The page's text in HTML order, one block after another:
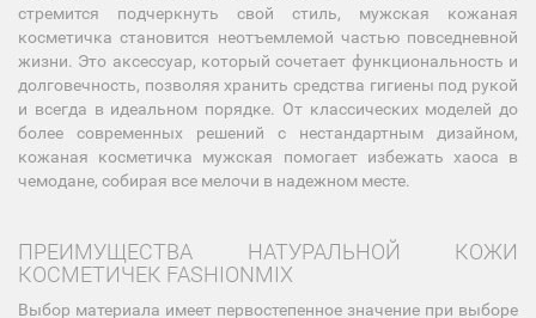
стремится подчеркнуть свой стиль, мужская кожаная
косметичка становится неотъемлемой частью повседневной
жизни. Это аксессуар, который сочетает функциональность и
долговечность, позволяя хранить средства гигиены под рукой
и всегда в идеальном порядке. От классических моделей до
более современных решений с нестандартным дизайном,
кожаная косметичка мужская помогает избежать хаоса в
чемодане, собирая все мелочи в надежном месте.
ПРЕИМУЩЕСТВА НАТУРАЛЬНОЙ КОЖИ
КОСМЕТИЧЕК FASHIONMIX
Выбор материала имеет первостепенное значение при выборе